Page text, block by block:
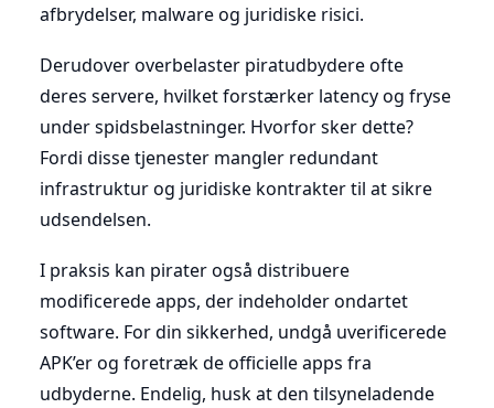
afbrydelser, malware og juridiske risici.
Derudover overbelaster piratudbydere ofte
deres servere, hvilket forstærker latency og fryse
under spidsbelastninger. Hvorfor sker dette?
Fordi disse tjenester mangler redundant
infrastruktur og juridiske kontrakter til at sikre
udsendelsen.
I praksis kan pirater også distribuere
modificerede apps, der indeholder ondartet
software. For din sikkerhed, undgå uverificerede
APK’er og foretræk de officielle apps fra
udbyderne. Endelig, husk at den tilsyneladende